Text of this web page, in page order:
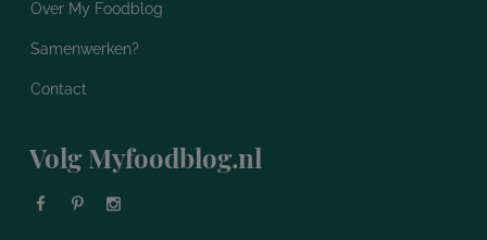
Over My Foodblog
Samenwerken?
Contact
Volg Myfoodblog.nl